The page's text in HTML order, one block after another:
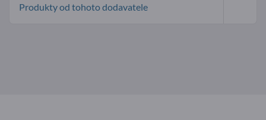
Produkty od tohoto dodavatele